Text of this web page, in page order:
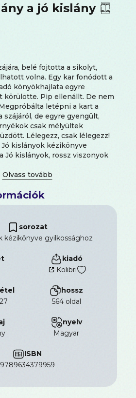
a jó kislány
belé fojtotta a sikolyt,
volna. Egy kar fonódott a
könyökhajlata egyre
körülötte. Pip ellenállt. De nem
letépni a kart a
szájáról, de egyre gyengült,
csak mélyültek
Lélegezz, csak lélegezz!
kislányok kézikönyve
Jó kislányok, rossz viszonyok
Fitz-Amobit még mindig kísérti a
ami nagyon is közelről
valaki őrá vadászik. Valaki, aki
zaklatja: Téged ki fog
Pip hamarosan kapcsolatot
és egy helyi sorozatgyilkos
nem hajlandó cselekedni. A
egér játék során Pipnek
találnia a választ, mert
sorozat
kézikönyve gyilkossághoz
kiadó
Kolibri
hossz
564 oldal
nyelv
magyar
ISBN
9789634379959